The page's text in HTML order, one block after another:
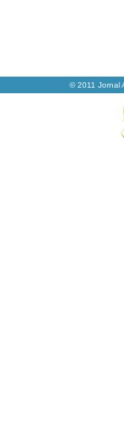
© 2011 Jornal